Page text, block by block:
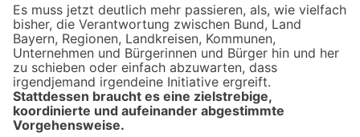
Es muss jetzt deutlich mehr passieren, als, wie vielfach
bisher, die Verantwortung zwischen Bund, Land
Bayern, Regionen, Landkreisen, Kommunen,
Unternehmen und Bürgerinnen und Bürger hin und her
zu schieben oder einfach abzuwarten, dass
irgendjemand irgendeine Initiative ergreift.
Stattdessen braucht es eine zielstrebige,
koordinierte und aufeinander abgestimmte
Vorgehensweise.